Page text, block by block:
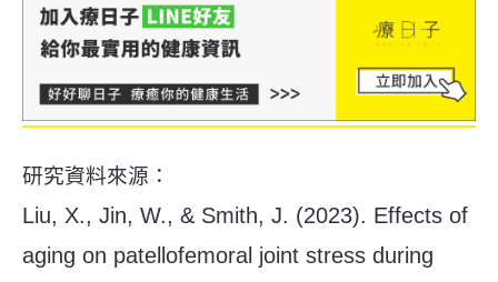
研究資料來源：
Liu, X., Jin, W., & Smith, J. (2023). Effects of
aging on patellofemoral joint stress during